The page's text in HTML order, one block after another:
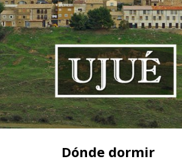
Dónde dormir